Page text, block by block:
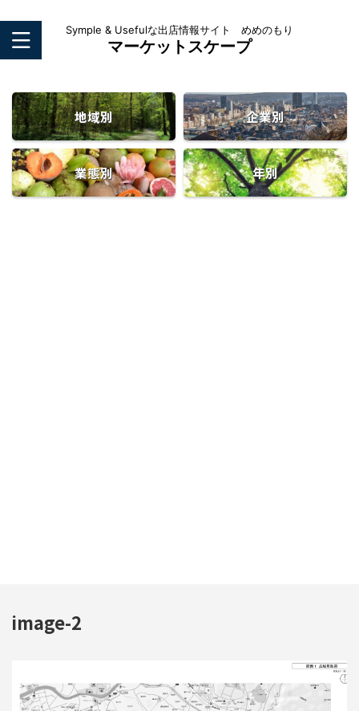
Symple & Usefulな出店情報サイト めめのもり
マーケットスケープ
地域別 企業別
業態別 年別
image-2